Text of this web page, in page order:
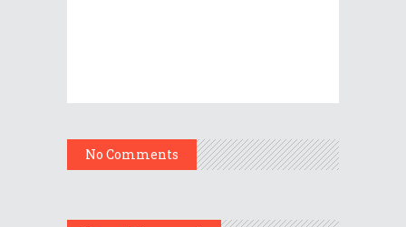
No Comments